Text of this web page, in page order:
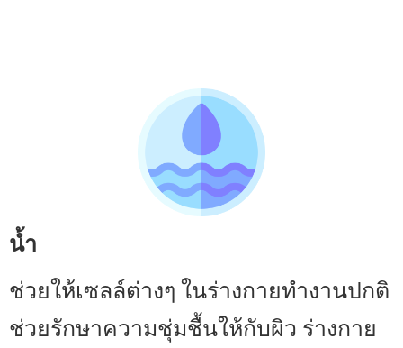
น้ำ
ช่วยให้เซลล์ต่างๆ ในร่างกายทำงานปกติ
ช่วยรักษาความชุ่มชื้นให้กับผิว ร่างกาย